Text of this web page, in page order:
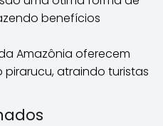
benefícios
Amazônia oferecem
atraindo turistas